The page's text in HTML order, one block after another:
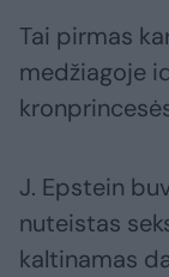
Tai pirmas
medžiagoje
J. Epstein
nuteistas
kaltinamas